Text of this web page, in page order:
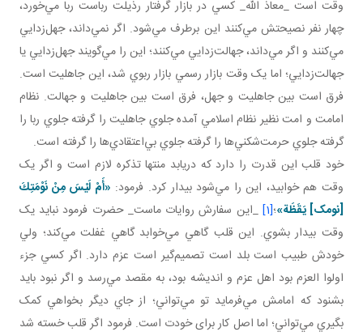
وقت است _معاذ الله_ کسي در بازار گرفتار رذيلت رباست ربا مي‌خورد،
چهار نفر نصيحتش مي‌کنند اين برطرف مي‌شود. اگر نمي‌داند، جهل‌زدايي
مي‌کنند و اگر مي‌داند، جهالت‌زدايي مي‌کنند؛ اين را مي‌گويند جهل‌زدايي يا
جهالت‌زدايي؛ اما يک وقت بازار رسمي بازار ربوي شد، اين جاهليت است.
فرق است بين جاهليت و جهل، فرق است بين جاهليت و جهالت. نظام
امامت و امت نظير نظام اسلامي آمده جلوي جاهليت را گرفته جلوي ربا را
گرفته جلوي حرمت‌شکني‌ها را گرفته جلوي بي‌اعتقادي‌ها را گرفته است.
خود قلب اين قدرت را دارد که دريابد منتها تذکره لازم است و اگر يک
وقت هم خوابيد، اين را مي‌شود بيدار کرد. فرمود: «أَمْ لَيْسَ مِنْ نَوْمَتِكَ‏
[نومک] يَقَظَة»؛[1] _اين سفارش روايات ماست_ حضرت فرمود نبايد يک
وقت بيدار بشوي. اين قلب گاهي مي‌خوابد گاهي غفلت مي‌کند؛ ولي
خودش طبيب است بلد است تصميم‌گير است عزم دارد. اگر کسي جزء
اولوا العزم بود اهل عزم و انديشه بود، به مقصد مي‌رسد و اگر نبود بايد
بشنود که امامش مي‌فرمايد تو مي‌تواني؛ از جاي ديگر بخواهي کمک
بگيري مي‌تواني؛ اما اصل کار برای خودت است. فرمود اگر قلب خسته شد